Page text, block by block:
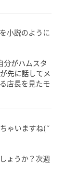
小説のように
分がハムスタ
先に話してメ
店長を見たモ
ゃいますね( ˘
ょうか？次週